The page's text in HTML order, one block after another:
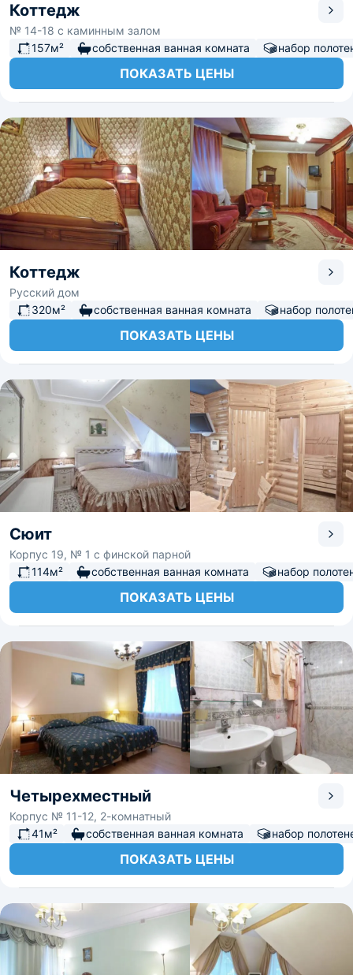
Коттедж
№ 14-18 с каминным залом
157м²
собственная ванная комната набор
ПОКАЗАТЬ ЦЕНЫ
Коттедж
Русский дом
320м²
собственная ванная комната набор
ПОКАЗАТЬ ЦЕНЫ
Сюит
Корпус 19, № 1 с финской парной
114м²
собственная ванная комната набор
ПОКАЗАТЬ ЦЕНЫ
Четырехместный
Корпус № 11-12, 2-комнатный
41м²
собственная ванная комната набор
ПОКАЗАТЬ ЦЕНЫ